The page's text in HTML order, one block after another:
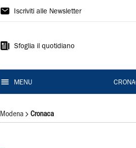
Gazzetta
Modena
Iscriviti alle Newsletter
Sfoglia il quotidiano
MENU
Modena Cronaca